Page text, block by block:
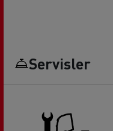
Servisler